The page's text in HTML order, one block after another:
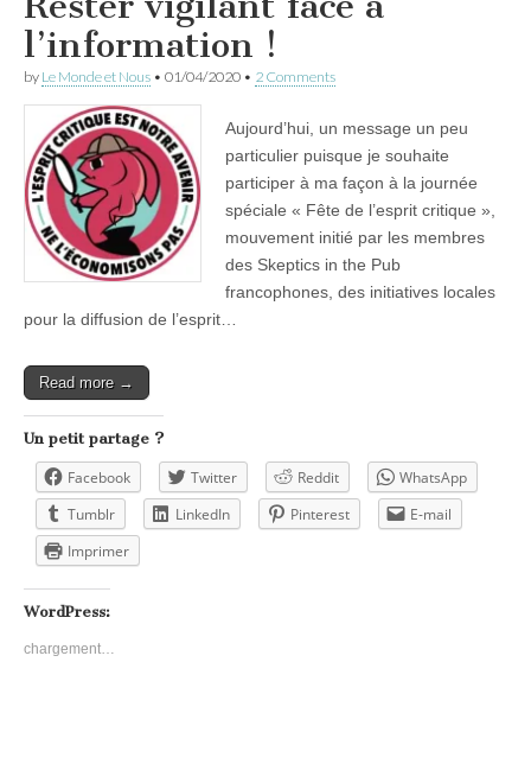
l’information !
by Le Monde et Nous • 01/04/2020 • 2 Comments
Aujourd’hui, un message un peu
particulier puisque je souhaite
participer à ma façon à la journée
spéciale « Fête de l’esprit critique »,
mouvement initié par les membres
des Skeptics in the Pub
francophones, des initiatives locales
pour la diffusion de l’esprit…
Read more →
Un petit partage ?
Facebook Twitter Reddit
WhatsApp
Tumblr
LinkedIn Pinterest
E-mail
Imprimer
WordPress:
chargement…